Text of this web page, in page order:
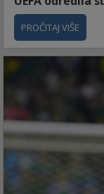
PROČITAJ VIŠE